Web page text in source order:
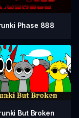
Phase 888
But Broken